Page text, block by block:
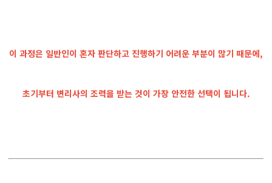
이 과정은 일반인이 혼자 판단하고 진행하기 어려운 부분이 많기 때문에,
초기부터 변리사의 조력을 받는 것이 가장 안전한 선택이 됩니다.